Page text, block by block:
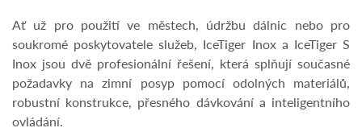
Ať už pro použití ve městech, údržbu dálnic nebo pro
soukromé poskytovatele služeb, IceTiger Inox a IceTiger S
Inox jsou dvě profesionální řešení, která splňují současné
požadavky na zimní posyp pomocí odolných materiálů,
robustní konstrukce, přesného dávkování a inteligentního
ovládání.